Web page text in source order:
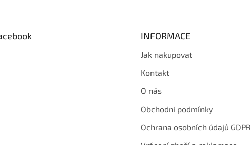
INFORMACE
Jak nakupovat
Kontakt
O nás
Obchodní podmínky
Ochrana osobních údajů GDPR